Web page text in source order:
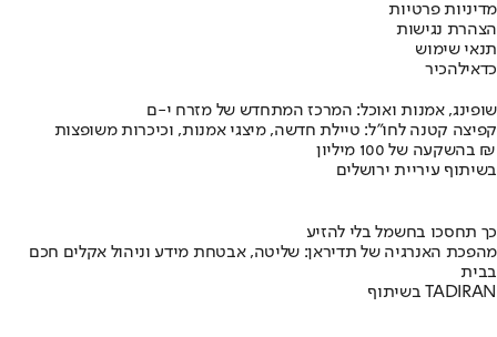
מדיניות פרטיות
הצהרת נגישות
תנאי שימוש
כדאילהכיר
שופינג, אמנות ואוכל: המרכז המתחדש של מזרח י-ם
קפיצה קטנה לחו"ל: טיילת חדשה, מיצגי אמנות, וכיכרות משופצות
בהשקעה של 100 מיליון ₪
בשיתוף עיריית ירושלים
כך תחסכו בחשמל בלי להזיע
מהפכת האנרגיה של תדיראן: שליטה, אבטחת מידע וניהול אקלים חכם
בבית
בשיתוף TADIRAN